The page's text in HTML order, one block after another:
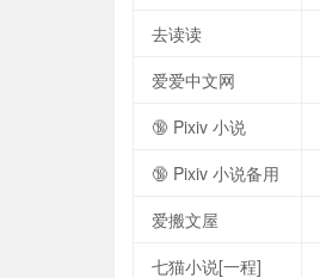
去读读
爱爱中文网
🔞 Pixiv 小说
🔞 Pixiv 小说备用
爱搬文屋
七猫小说[一程]